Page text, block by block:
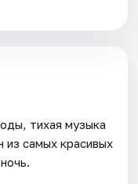
тихая музыка
из самых красивых